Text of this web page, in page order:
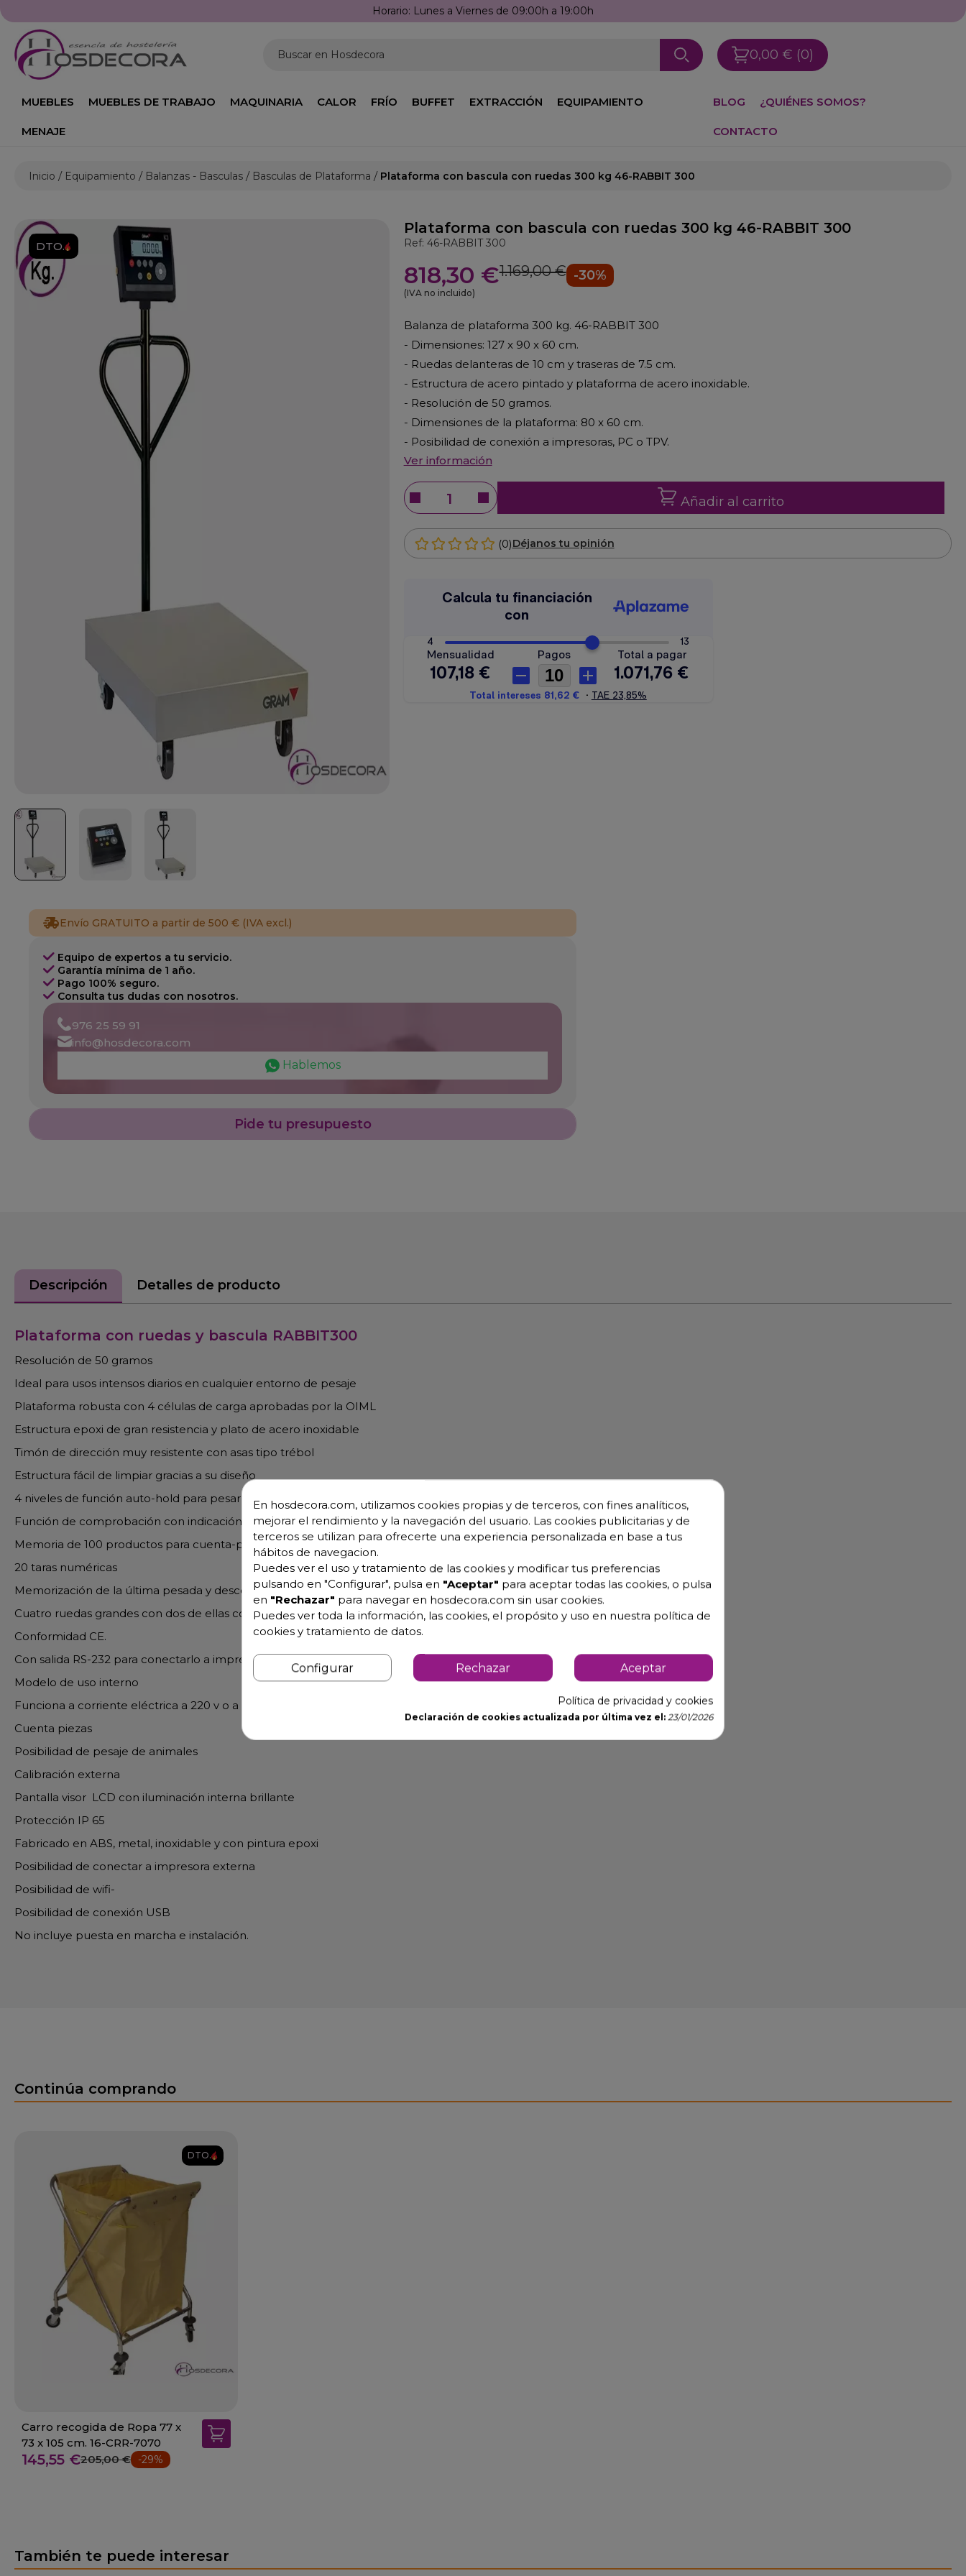
Llámanos: 976 25 59 91
Buscar en Hosdecora 0,00 € (0)
MUEBLES MUEBLES DE TRABAJO MAQUINARIA CALOR FRÍO BUFFET EXTRACCIÓN EQUIPAMIENTO
MENAJE
BLOG ¿QUIÉNES SOMOS?
CONTACTO
Inicio Equipamiento Balanzas - Basculas Basculas de Plataforma Plataforma con bascula con ruedas 300 kg 46-RABBIT 300
DTO.
Plataforma con bascula con ruedas 300 kg 46-RABBIT 300
Ref: 46-RABBIT 300
818,30 €1.169,00 € -30%
(IVA no incluido)
Balanza de plataforma 300 kg. 46-RABBIT 300
- Dimensiones: 127 x 90 x 60 cm.
- Ruedas delanteras de 10 cm y traseras de 7.5 cm.
- Estructura de acero pintado y plataforma de acero inoxidable.
- Resolución de 50 gramos.
- Dimensiones de la plataforma: 80 x 60 cm.
- Posibilidad de conexión a impresoras, PC o TPV.
Ver información
Añadir al carrito
(0)Déjanos tu opinión
Envío GRATUITO a partir de 500 € (IVA excl.)
Equipo de expertos a tu servicio.
Garantía mínima de 1 año.
Pago 100% seguro.
Consulta tus dudas con nosotros.
976 25 59 91
info@hosdecora.com
Hablemos
Pide tu presupuesto
Descripción Detalles de producto
Plataforma con ruedas y bascula RABBIT300
Resolución de 50 gramos
Ideal para usos intensos diarios en cualquier entorno de pesaje
Plataforma robusta con 4 células de carga aprobadas por la OIML
Estructura epoxi de gran resistencia y plato de acero inoxidable
Timón de dirección muy resistente con asas tipo trébol
Estructura fácil de limpiar gracias a su diseño
4 niveles de función auto-hold para pesar objetos grandes
Función de comprobación con indicación acústica y visual
Memoria de 100 productos para cuenta-piezas
20 taras numéricas
Memorización de la última pesada y desconexión automática
Cuatro ruedas grandes con dos de ellas con freno
Conformidad CE.
Con salida RS-232 para conectarlo a impresoras, PC o indicadores remotos
Modelo de uso interno
Funciona a corriente eléctrica a 220 v o a batería
Cuenta piezas
Posibilidad de pesaje de animales
Calibración externa
Pantalla visor LCD con iluminación interna brillante
Protección IP 65
Fabricado en ABS, metal, inoxidable y con pintura epoxi
Posibilidad de conectar a impresora externa
Posibilidad de wifi-
Posibilidad de conexión USB
No incluye puesta en marcha e instalación.
Continúa comprando
DTO.
Carro recogida de Ropa 77 x
73 x 105 cm. 16-CRR-7070
145,55 €205,00 € -29%
También te puede interesar
En hosdecora.com, utilizamos cookies propias y de terceros, con fines analíticos,
mejorar el rendimiento y la navegación del usuario. Las cookies publicitarias y de
terceros se utilizan para ofrecerte una experiencia personalizada en base a tus
hábitos de navegacion.
Puedes ver el uso y tratamiento de las cookies y modificar tus preferencias
pulsando en "Configurar", pulsa en "Aceptar" para aceptar todas las cookies, o pulsa
en "Rechazar" para navegar en hosdecora.com sin usar cookies.
Puedes ver toda la información, las cookies, el propósito y uso en nuestra política de
cookies y tratamiento de datos.
Configurar Rechazar Aceptar
Política de privacidad y cookies
Declaración de cookies actualizada por última vez el: 23/01/2026